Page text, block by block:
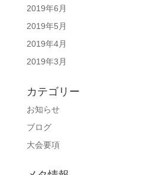
2019年6月
2019年5月
2019年4月
2019年3月
カテゴリー
お知らせ
ブログ
大会要項